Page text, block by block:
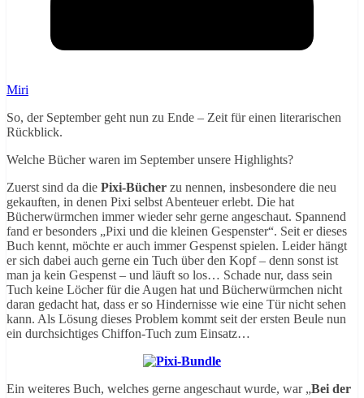
Miri
So, der September geht nun zu Ende – Zeit für einen literarischen
Rückblick.
Welche Bücher waren im September unsere Highlights?
Zuerst sind da die Pixi-Bücher zu nennen, insbesondere die neu
gekauften, in denen Pixi selbst Abenteuer erlebt. Die hat
Bücherwürmchen immer wieder sehr gerne angeschaut. Spannend
fand er besonders „Pixi und die kleinen Gespenster“. Seit er dieses
Buch kennt, möchte er auch immer Gespenst spielen. Leider hängt
er sich dabei auch gerne ein Tuch über den Kopf – denn sonst ist
man ja kein Gespenst – und läuft so los… Schade nur, dass sein
Tuch keine Löcher für die Augen hat und Bücherwürmchen nicht
daran gedacht hat, dass er so Hindernisse wie eine Tür nicht sehen
kann. Als Lösung dieses Problem kommt seit der ersten Beule nun
ein durchsichtiges Chiffon-Tuch zum Einsatz…
Ein weiteres Buch, welches gerne angeschaut wurde, war „Bei der